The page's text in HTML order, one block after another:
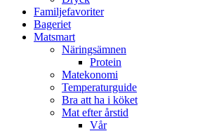
Familjefavoriter
Bageriet
Matsmart
Näringsämnen
Protein
Matekonomi
Temperaturguide
Bra att ha i köket
Mat efter årstid
Vår